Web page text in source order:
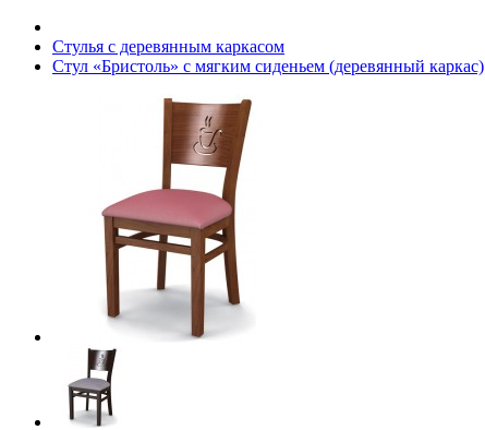
Cтулья с деревянным каркасом
Стул «Бристоль» с мягким сиденьем (деревянный каркас)